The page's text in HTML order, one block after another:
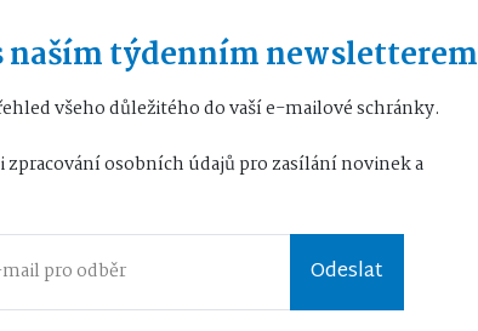
naším týdenním newsletterem
všeho důležitého do vaší e-mailové schránky.
zpracování osobních údajůpro zasílání novinek a
Odeslat